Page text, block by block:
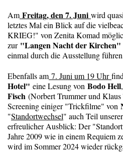
AmFreitag, den 7. Juni wird
letztes Mal ein Blick auf die
KRIEG!" von Zenita Komad
zur"Langen Nacht der Kirchen"
einmal durch die Ausstellung
Ebenfalls am 7. Juni um 19 Uhr
Hotel" eine Lesung von Bodo Hell
Fisch (Norbert Trummer und Klaus
Screening einiger "Trickfilme" von
"Standortwechsel" auch Teil
erfreulicher Ausblick: Der
Jahre 2009 wie in einem Requiem
wird im Sommer 2024 wieder